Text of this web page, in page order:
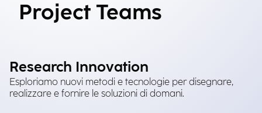
Project Teams
Research Innovation
Esploriamo nuovi metodi e tecnologie per disegnare,
realizzare e fornire le soluzioni di domani.